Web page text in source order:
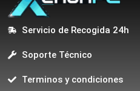
Servicio de Recogida 24h
Soporte Técnico
Terminos y condiciones